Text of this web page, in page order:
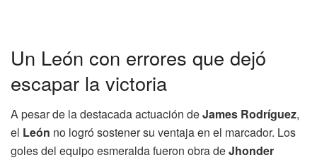
Un León con errores que dejó
escapar la victoria
A pesar de la destacada actuación deJames Rodríguez,
el León no logró sostener su ventaja en el marcador. Los
goles del equipo esmeralda fueron obra deJhonder